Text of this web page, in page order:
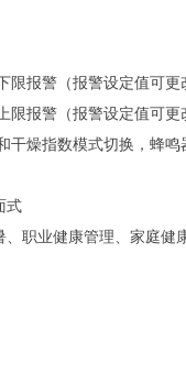
报警（报警设定值可更
报警（报警设定值可更
干燥指数模式切换，蜂
式
职业健康管理、家庭健